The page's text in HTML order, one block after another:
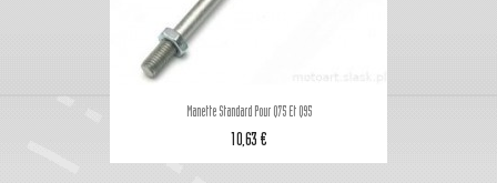
Manette Standard Pour Q75 Et Q95
10,63 €